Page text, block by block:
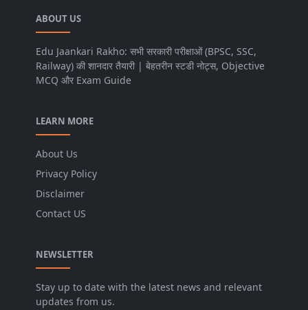
ABOUT US
Edu Jaankari Rakho: सभी सरकारी परीक्षाओं (BPSC, SSC,
Railway) की शानदार तैयारी | बेहतरीन स्टडी नोट्स, Objective
MCQ और Exam Guide
LEARN MORE
About Us
Privacy Policy
Disclaimer
Contact US
NEWSLETTER
Stay up to date with the latest news and relevant
updates from us.